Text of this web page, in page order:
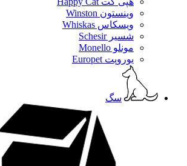
وینستون Winston
ویسکاس Whiskas
شسیر Schesir
مونلو Monello
یوروپت Europet
سگ